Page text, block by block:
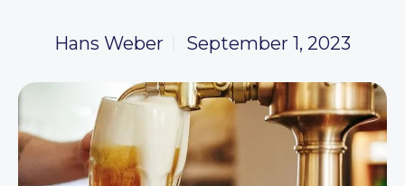
Hans Weber September 1, 2023